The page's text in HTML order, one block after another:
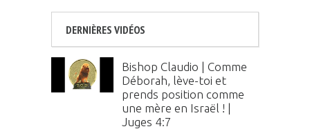
DERNIÈRES VIDÉOS
Bishop Claudio | Comme
Déborah, lève-toi et
prends position comme
une mère en Israël ! |
Juges 4:7